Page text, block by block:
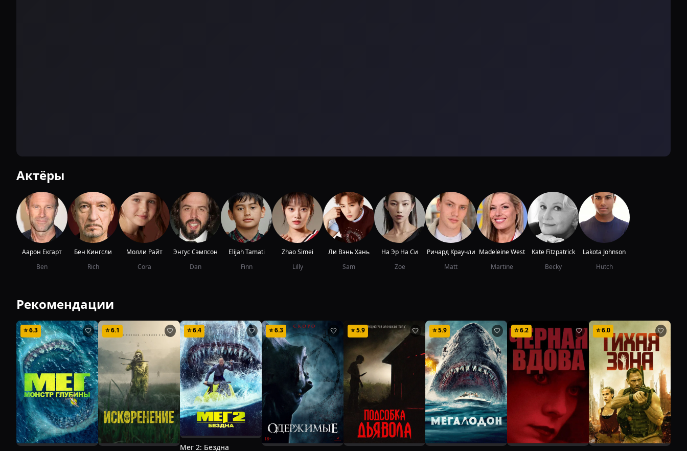
Актёры
Аарон Екгарт
Ben
Бен Кингсли
Rich
Молли Райт
Cora
Энгус Сэмпсон
Dan
Elijah Tamati
Finn
Zhao Simei
Lilly
Ли Вэнь Хань
Sam
На Эр На Си
Zoe
Ричард Краучли
Matt
Madeleine West
Martine
Kate Fitzpatrick
Becky
Lakota Johnson
Hutch
Рекомендации
⭐6.3 🤍 ⭐6.1 🤍 ⭐6.4 🤍
Мег 2: Бездна
⭐6.3 🤍 ⭐5.9 🤍 ⭐5.9 🤍 ⭐6.2 🤍 ⭐6.0 🤍